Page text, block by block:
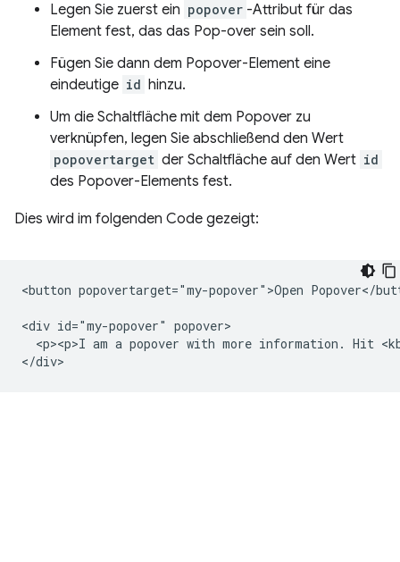
Legen Sie zuerst ein popover -Attribut für das
Element fest, das das Pop-over sein soll.
Fügen Sie dann dem Popover-Element eine
eindeutige id hinzu.
Um die Schaltfläche mit dem Popover zu
verknüpfen, legen Sie abschließend den Wert
popovertarget der Schaltfläche auf den Wert id
des Popover-Elements fest.
Dies wird im folgenden Code gezeigt:
<button popovertarget="my-popover">Open Popover</
<div id="my-popover" popover>
<p><p>I am a popover with more information. Hit